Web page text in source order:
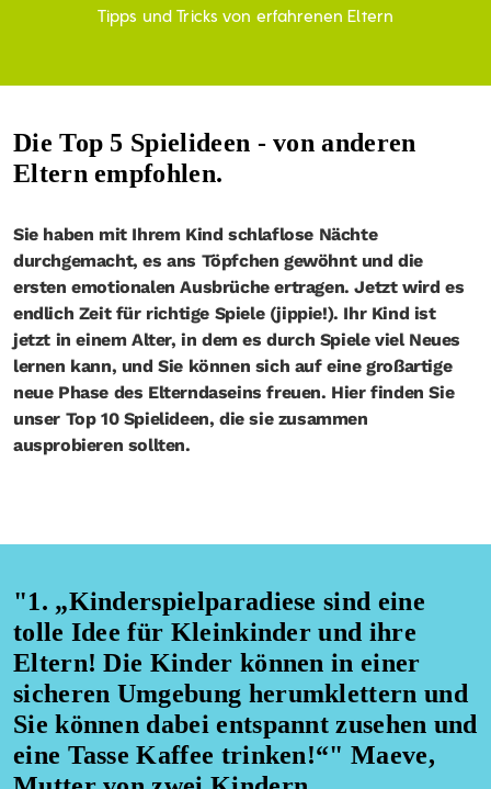
Tipps und Tricks von erfahrenen Eltern
Die Top 5 Spielideen - von anderen
Eltern empfohlen.
Sie haben mit Ihrem Kind schlaflose Nächte
durchgemacht, es ans Töpfchen gewöhnt und die
ersten emotionalen Ausbrüche ertragen. Jetzt wird es
endlich Zeit für richtige Spiele (jippie!). Ihr Kind ist
jetzt in einem Alter, in dem es durch Spiele viel Neues
lernen kann, und Sie können sich auf eine großartige
neue Phase des Elterndaseins freuen. Hier finden Sie
unser Top 10 Spielideen, die sie zusammen
ausprobieren sollten.
"1. „Kinderspielparadiese sind eine
tolle Idee für Kleinkinder und ihre
Eltern! Die Kinder können in einer
sicheren Umgebung herumklettern und
Sie können dabei entspannt zusehen und
eine Tasse Kaffee trinken!“" Maeve,